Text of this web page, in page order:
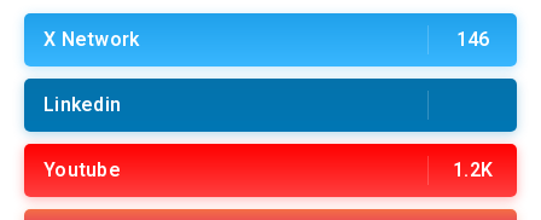
X Network 146
Linkedin
Youtube 1.2K